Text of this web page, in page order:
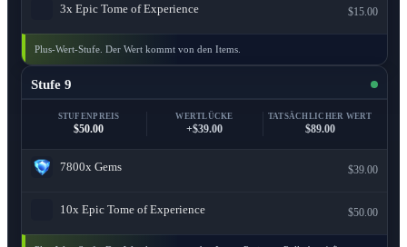
3x Epic Tome of Experience $15.00
Plus-Wert-Stufe. Der Wert kommt von den Items.
Stufe 9
STUFENPREIS
$50.00
WERTLÜCKE
+$39.00
TATSÄCHLICHER WERT
$89.00
7800x Gems $39.00
10x Epic Tome of Experience $50.00